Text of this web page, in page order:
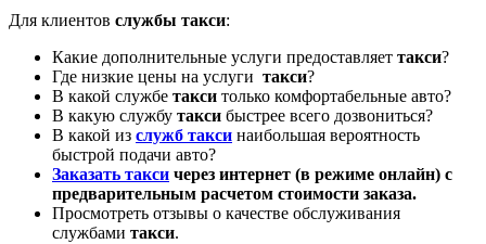
Для клиентов службы такси:
Какие дополнительные услуги предоставляет такси?
Где низкие цены на услуги такси?
В какой службе такси только комфортабельные авто?
В какую службу такси быстрее всего дозвониться?
В какой из служб такси наибольшая вероятность
быстрой подачи авто?
Заказать такси через интернет (в режиме онлайн) с
предварительным расчетом стоимости заказа.
Просмотреть отзывы о качестве обслуживания
службами такси.